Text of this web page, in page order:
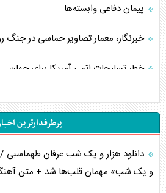
پیمان دفاعی‌ وابسته‌ها
خبرنگار، معمار تصاویر حماسی در جنگ
خطر تسلیحات اتمی آمریکا برای جهان
جاده ابریشم فضایی/ نفوذ راهبردی و
انصارالله و تثبیت معادله «محاصره
پرطرفدارترین
دانلود هزار و یک شب عرفان طهماسبی /
و یک شب» مهمان قلب‌ها شد + متن